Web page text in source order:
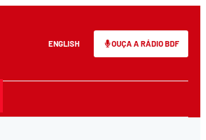
ENGLISH OUÇA A RÁDIO BDF